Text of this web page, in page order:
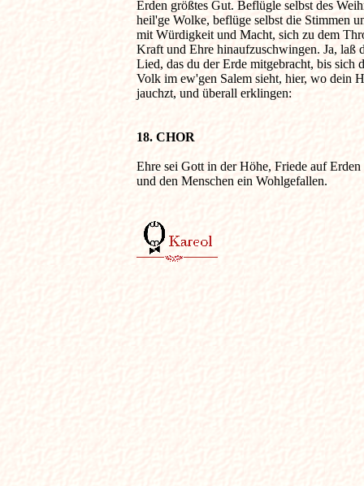
Erden größtes Gut. Beflügle selbst des
heil'ge Wolke, beflüge selbst die Stimmen
mit Würdigkeit und Macht, sich zu dem
Kraft und Ehre hinaufzuschwingen. Ja, laß
Lied, das du der Erde mitgebracht, bis sich
Volk im ew'gen Salem sieht, hier, wo dein
jauchzt, und überall erklingen:
18. CHOR
Ehre sei Gott in der Höhe, Friede auf Erden
und den Menschen ein Wohlgefallen.